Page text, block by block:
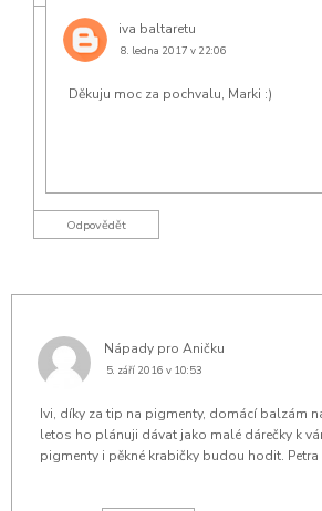
iva baltaretu
8. ledna 2017 v 22:06
Děkuju moc za pochvalu, Marki :)
Odpovědět
Nápady pro Aničku
5. září 2016 v 10:53
Ivi, díky za tip na pigmenty, domácí balzám
letos ho plánuji dávat jako malé dárečky k
pigmenty i pěkné krabičky budou hodit. Petra